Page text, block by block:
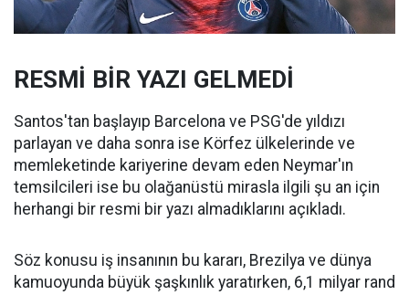
RESMİ BİR YAZI GELMEDİ
Santos'tan başlayıp Barcelona ve PSG'de yıldızı
parlayan ve daha sonra ise Körfez ülkelerinde ve
memleketinde kariyerine devam eden Neymar'ın
temsilcileri ise bu olağanüstü mirasla ilgili şu an için
herhangi bir resmi bir yazı almadıklarını açıkladı.
Söz konusu iş insanının bu kararı, Brezilya ve dünya
kamuoyunda büyük şaşkınlık yaratırken, 6,1 milyar rand